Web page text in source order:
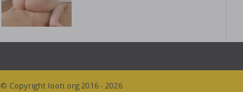
© Copyright looti.org 2016 - 2026